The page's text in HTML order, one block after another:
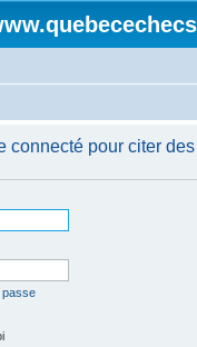
connecté pour citer
passe